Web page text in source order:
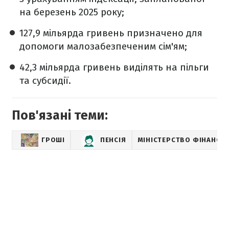
на березень 2025 року;
127,9 мільярда гривень призначено для
допомоги малозабезпеченим сім'ям;
42,3 мільярда гривень виділять на пільги
та субсидії.
Пов'язані теми:
ГРОШІ ПЕНСІЯ МІНІСТЕРСТВО